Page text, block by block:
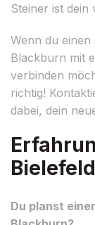
Steiner ist dein
Wenn du
Blackburn mit
verbinden
richtig!
dabei, dein
Du planst